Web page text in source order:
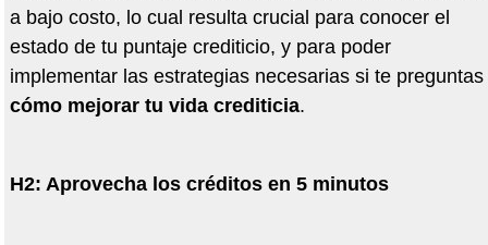
a bajo costo, lo cual resulta crucial para conocer el
estado de tu puntaje crediticio, y para poder
implementar las estrategias necesarias si te preguntas
cómo mejorar tu vida crediticia.
H2: Aprovecha los créditos en 5 minutos